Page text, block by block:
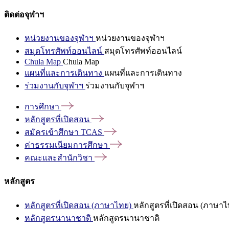
ติดต่อจุฬาฯ
หน่วยงานของจุฬาฯ หน่วยงานของจุฬาฯ
สมุดโทรศัพท์ออนไลน์ สมุดโทรศัพท์ออนไลน์
Chula Map Chula Map
แผนที่และการเดินทาง แผนที่และการเดินทาง
ร่วมงานกับจุฬาฯ ร่วมงานกับจุฬาฯ
การศึกษา
หลักสูตรที่เปิดสอน
สมัครเข้าศึกษา TCAS
ค่าธรรมเนียมการศึกษา
คณะและสำนักวิชา
หลักสูตร
หลักสูตรที่เปิดสอน (ภาษาไทย) หลักสูตรที่เปิดสอน (ภาษาไ
หลักสูตรนานาชาติ หลักสูตรนานาชาติ